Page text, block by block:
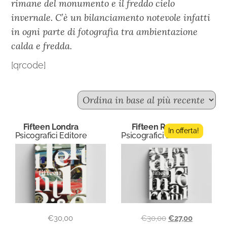
rimane del monumento e il freddo cielo
invernale. C’è un bilanciamento notevole infatti
in ogni parte di fotografia tra ambientazione
calda e fredda.
[qrcode]
Fifteen Londra
Psicografici Editore
€30,00
Fifteen Roma
Psicografici Editore
In offerta!
€30,00 €27,00